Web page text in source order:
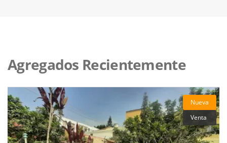
Agregados Recientemente
Nueva
Venta